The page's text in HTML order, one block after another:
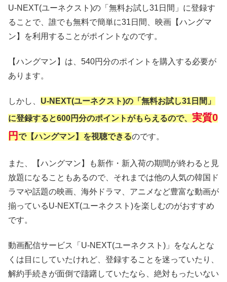
U-NEXT(ユーネクスト)の「無料お試し31日間」に登録す
ることで、誰でも無料で簡単に31日間、映画【ハングマ
ン】を利用することがポイントなのです。
【ハングマン】は、540円分のポイントを購入する必要が
あります。
しかし、 U-NEXT(ユーネクスト)の「無料お試し31日間」
に登録すると600円分のポイントがもらえるので、 実質0
円で【ハングマン】を視聴できるのです。
また、【ハングマン】も新作・新入荷の期間が終わると見
放題になることもあるので、それまでは他の人気の韓国ド
ラマや話題の映画、海外ドラマ、アニメなど豊富な動画が
揃っているU-NEXT(ユーネクスト)を楽しむのがおすすめ
です。
動画配信サービス「U-NEXT(ユーネクスト)」をなんとな
くは目にしていたけれど、登録することを迷っていたり、
解約手続きが面倒で躊躇していたなら、絶対もったいない